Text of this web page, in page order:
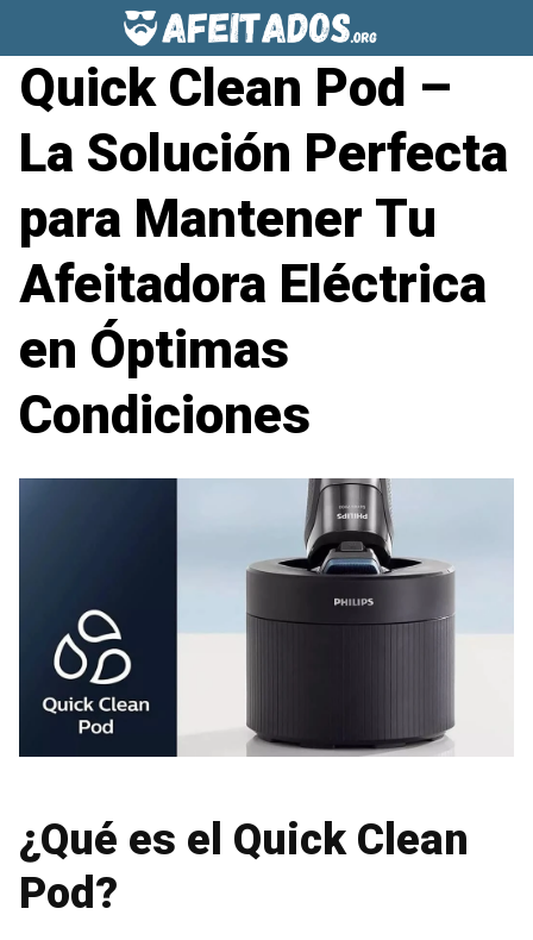
contenido
Quick Clean Pod –
La Solución Perfecta
para Mantener Tu
Afeitadora Eléctrica
en Óptimas
Condiciones
¿Qué es el Quick Clean
Pod?